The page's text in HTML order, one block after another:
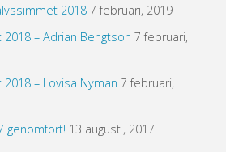
2018 7 februari, 2019
– Adrian Bengtson 7 februari,
– Lovisa Nyman 7 februari,
genomfört! 13 augusti, 2017